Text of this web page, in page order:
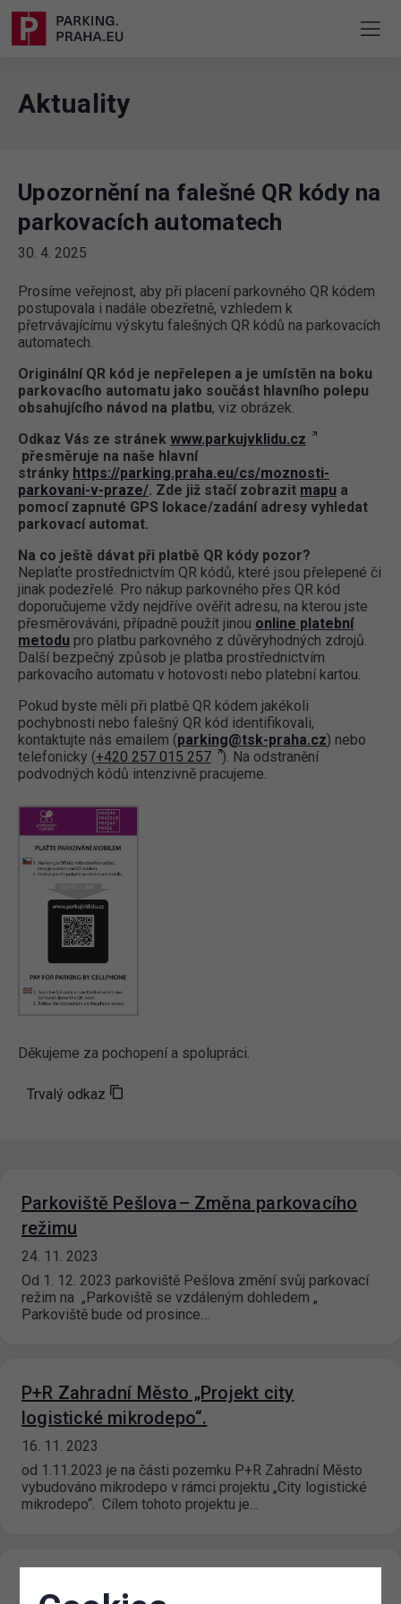
Aktuality
Upozornění na falešné QR kódy na
parkovacích automatech
30. 4. 2025
Prosíme veřejnost, aby při placení parkovného QR kódem
postupovala i nadále obezřetně, vzhledem k
přetrvávajícímu výskytu falešných QR kódů na parkovacích
automatech.
Originální QR kód je nepřelepen a je umístěn na boku
parkovacího automatu jako součást hlavního polepu
obsahujícího návod na platbu, viz obrázek.
Odkaz Vás ze stránek www.parkujvklidu.cz
přesměruje na naše hlavní
stránky https://parking.praha.eu/cs/moznosti-
parkovani-v-praze/. Zde již stačí zobrazit mapu a
pomocí zapnuté GPS lokace/zadání adresy vyhledat
parkovací automat.
Na co ještě dávat při platbě QR kódy pozor?
Neplaťte prostřednictvím QR kódů, které jsou přelepené či
jinak podezřelé. Pro nákup parkovného přes QR kód
doporučujeme vždy nejdříve ověřit adresu, na kterou jste
přesměrováváni, případně použít jinou online platební
metodu pro platbu parkovného z důvěryhodných zdrojů.
Další bezpečný způsob je platba prostřednictvím
parkovacího automatu v hotovosti nebo platební kartou.
Pokud byste měli při platbě QR kódem jakékoli
pochybnosti nebo falešný QR kód identifikovali,
kontaktujte nás emailem (parking@tsk-praha.cz) nebo
telefonicky (+420 257 015 257
). Na odstranění
podvodných kódů intenzivně pracujeme.
Děkujeme za pochopení a spolupráci.
Trvalý odkaz
Parkoviště Pešlova– Změna parkovacího
režimu
24. 11. 2023
Od 1. 12. 2023 parkoviště Pešlova změní svůj parkovací
režim na „Parkoviště se vzdáleným dohledem „
Parkoviště bude od prosince…
P+R Zahradní Město „Projekt city
logistické mikrodepo“.
16. 11. 2023
od 1.11.2023 je na části pozemku P+R Zahradní Město
vybudováno mikrodepo v rámci projektu „City logistické
mikrodepo“. Cílem tohoto projektu je…